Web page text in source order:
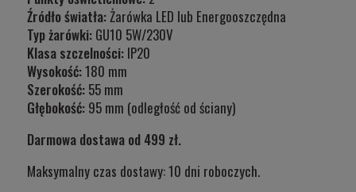
Źródło światła:Żarówka LED lub Energooszczędna
Typ żarówki: GU10 5W/230V
Klasa szczelności: IP20
Wysokość:180 mm
Szerokość: 55 mm
Głębokość: 95 mm (odległość od ściany)
Darmowa dostawa od 499 zł.
Maksymalny czas dostawy: 10 dni roboczych.